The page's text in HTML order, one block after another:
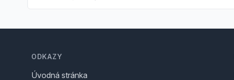
ODKAZY
Úvodná stránka